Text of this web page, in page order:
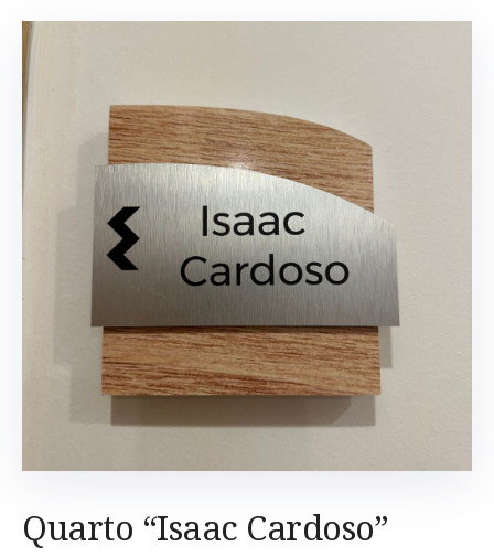
Quarto “Isaac Cardoso”